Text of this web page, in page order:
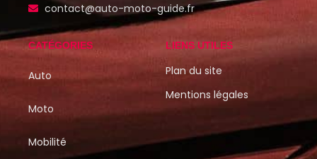
contact@auto-moto-guide.fr
CATÉGORIES
Auto
Moto
Mobilité
LIENS UTILES
Plan du site
Mentions légales